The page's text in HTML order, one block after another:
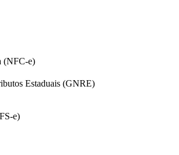
(NFC-e)
Estaduais (GNRE)
e)